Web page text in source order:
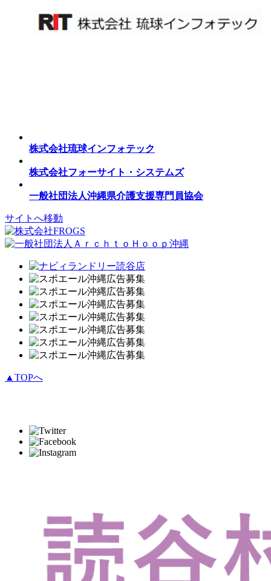
株式会社琉球インフォテック
株式会社フォーサイト・システムズ
一般社団法人沖縄県介護支援専門員協会
サイトへ移動
▲TOPへ